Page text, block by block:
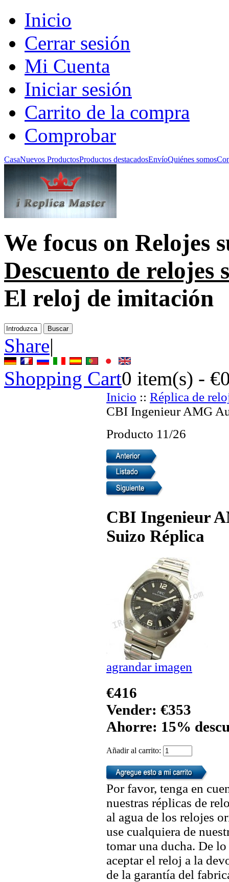
Inicio
Cerrar sesión
Mi Cuenta
Iniciar sesión
Carrito de la compra
Comprobar
CasaNuevos ProductosProductos destacadosEnvíoQuiénes somos
We focus on Relojes
Descuento de relojes
El reloj de imitación
Share|
Shopping Cart0 item(s) -
Inicio :: Réplica de
CBI Ingenieur AMG
Producto 11/26
CBI Ingenieur
Suizo Réplica
agrandar imagen
€416
Vender: €353
Ahorre: 15%
Añadir al carrito:
Por favor, tenga en
nuestras réplicas de
al agua de los relojes
use cualquiera de
tomar una ducha. De
aceptar el reloj a la
de la garantía del